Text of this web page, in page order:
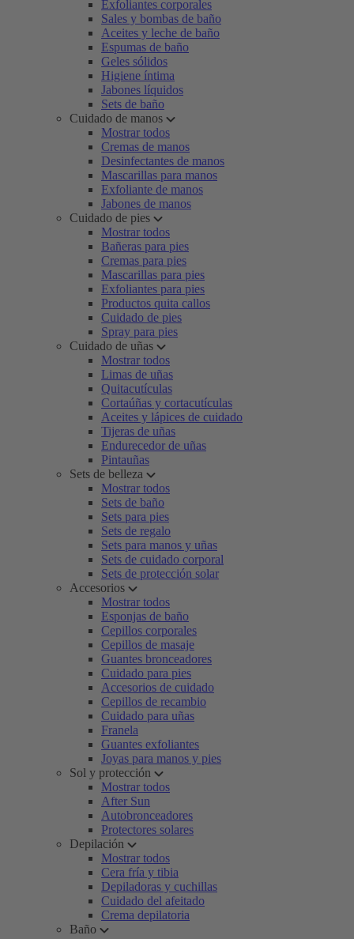
Exfoliantes corporales
Sales y bombas de baño
Aceites y leche de baño
Espumas de baño
Geles sólidos
Higiene íntima
Jabones líquidos
Sets de baño
Cuidado de manos
Mostrar todos
Cremas de manos
Desinfectantes de manos
Mascarillas para manos
Exfoliante de manos
Jabones de manos
Cuidado de pies
Mostrar todos
Bañeras para pies
Cremas para pies
Mascarillas para pies
Exfoliantes para pies
Productos quita callos
Cuidado de pies
Spray para pies
Cuidado de uñas
Mostrar todos
Limas de uñas
Quitacutículas
Cortaúñas y cortacutículas
Aceites y lápices de cuidado
Tijeras de uñas
Endurecedor de uñas
Pintauñas
Sets de belleza
Mostrar todos
Sets de baño
Sets para pies
Sets de regalo
Sets para manos y uñas
Sets de cuidado corporal
Sets de protección solar
Accesorios
Mostrar todos
Esponjas de baño
Cepillos corporales
Cepillos de masaje
Guantes bronceadores
Cuidado para pies
Accesorios de cuidado
Cepillos de recambio
Cuidado para uñas
Franela
Guantes exfoliantes
Joyas para manos y pies
Sol y protección
Mostrar todos
After Sun
Autobronceadores
Protectores solares
Depilación
Mostrar todos
Cera fría y tibia
Depiladoras y cuchillas
Cuidado del afeitado
Crema depilatoria
Baño